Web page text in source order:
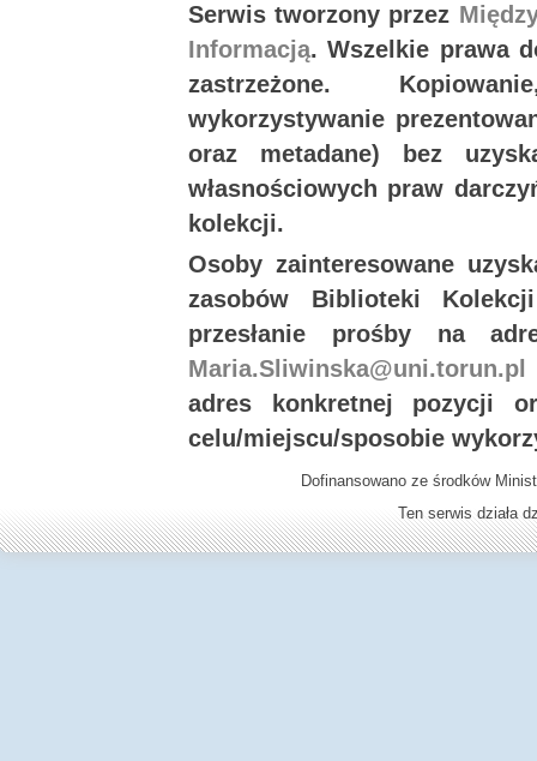
Serwis tworzony przez
Informacją. Wszelkie prawa
zastrzeżone.
wykorzystywanie
oraz metadane) bez
własnościowych praw
kolekcji.
Osoby zainteresowane
zasobów Biblioteki
przesłanie prośby na
Maria.Sliwinska@uni.torun.pl
adres konkretnej pozycji
celu/miejscu/sposobie
Dofinansowano ze środków
Ten serwis działa